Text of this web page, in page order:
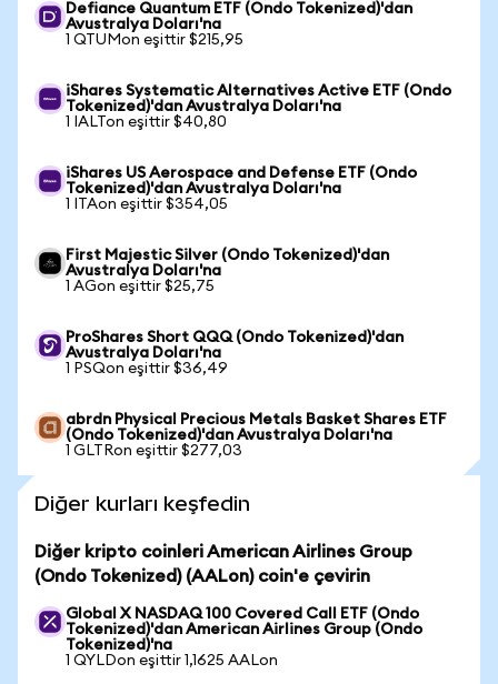
Defiance Quantum ETF (Ondo Tokenized)'dan
Avustralya Doları'na
1 QTUMon eşittir $215,95
iShares Systematic Alternatives Active ETF (Ondo
Tokenized)'dan Avustralya Doları'na
1 IALTon eşittir $40,80
iShares US Aerospace and Defense ETF (Ondo
Tokenized)'dan Avustralya Doları'na
1 ITAon eşittir $354,05
First Majestic Silver (Ondo Tokenized)'dan
Avustralya Doları'na
1 AGon eşittir $25,75
ProShares Short QQQ (Ondo Tokenized)'dan
Avustralya Doları'na
1 PSQon eşittir $36,49
abrdn Physical Precious Metals Basket Shares ETF
(Ondo Tokenized)'dan Avustralya Doları'na
1 GLTRon eşittir $277,03
Diğer kurları keşfedin
Diğer kripto coinleri American Airlines Group
(Ondo Tokenized) (AALon) coin'e çevirin
Global X NASDAQ 100 Covered Call ETF (Ondo
Tokenized)'dan American Airlines Group (Ondo
Tokenized)'na
1 QYLDon eşittir 1,1625 AALon